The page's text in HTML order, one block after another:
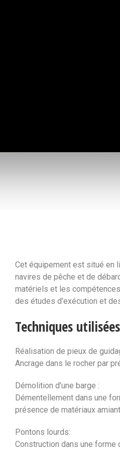
Cet équipement est situé en
navires de pêche et de
matériels et les
des études d'exécution et
Techniques utilisées
Réalisation de pieux de
Ancrage dans le rocher par
Démolition d'une barge :
Démentellement dans une
présence de matériaux
Pontons lourds:
Construction dans une forme